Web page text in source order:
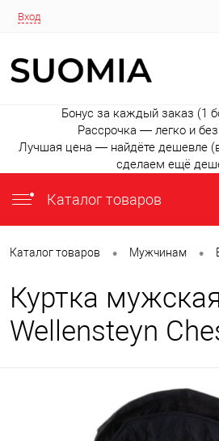
Вход
Бонус за каждый заказ (1
Рассрочка — легко и
Лучшая цена — найдёте дешевле
сделаем ещё
Каталог товаров
Каталог товаров • Мужчинам •
Куртка
Wellensteyn